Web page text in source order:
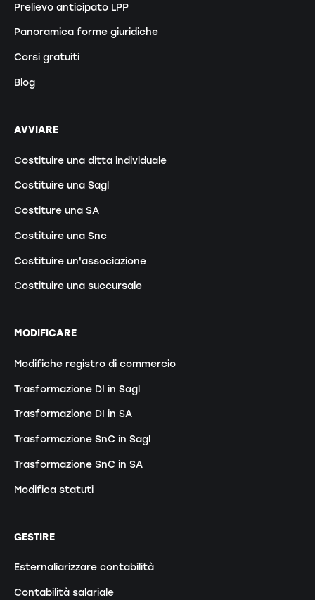
Prelievo anticipato LPP
Panoramica forme giuridiche
Corsi gratuiti
Blog
AVVIARE
Costituire una ditta individuale
Costituire una Sagl
Costiture una SA
Costituire una Snc
Costituire un'associazione
Costituire una succursale
MODIFICARE
Modifiche registro di commercio
Trasformazione DI in Sagl
Trasformazione DI in SA
Trasformazione SnC in Sagl
Trasformazione SnC in SA
Modifica statuti
GESTIRE
Esternaliarizzare contabilità
Contabilità salariale